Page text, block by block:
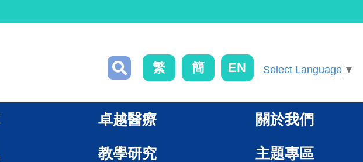
繁 簡 EN Select Language ▼
卓越醫療 關於我們
教學研究 主題專區